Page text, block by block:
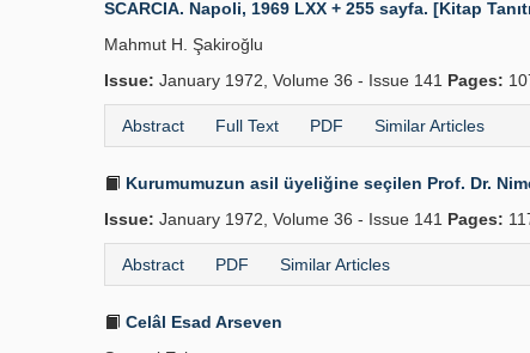
SCARCIA. Napoli, 1969 LXX + 255 sayfa. [Kitap
Mahmut H. Şakiroğlu
Issue: January 1972, Volume 36 - Issue 141 Pages:
Abstract Full Text PDF Similar Articles
Kurumumuzun asil üyeliğine seçilen Prof. Dr.
Issue: January 1972, Volume 36 - Issue 141 Pages:
Abstract PDF Similar Articles
Celâl Esad Arseven